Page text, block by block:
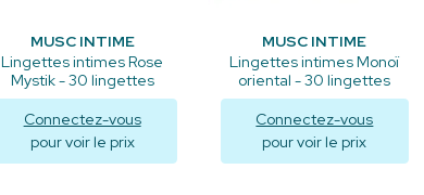
MUSC INTIME
Lingettes intimes Rose
Mystik - 30 lingettes
Connectez-vous
pour voir le prix
MUSC INTIME
Lingettes intimes Monoï
oriental - 30 lingettes
Connectez-vous
pour voir le prix